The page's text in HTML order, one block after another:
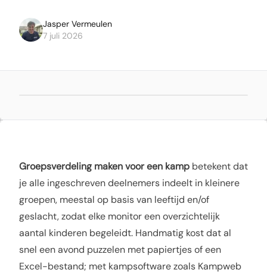
Jasper Vermeulen
7 juli 2026
Groepsverdeling maken voor een kamp betekent dat
je alle ingeschreven deelnemers indeelt in kleinere
groepen, meestal op basis van leeftijd en/of
geslacht, zodat elke monitor een overzichtelijk
aantal kinderen begeleidt. Handmatig kost dat al
snel een avond puzzelen met papiertjes of een
Excel-bestand; met kampsoftware zoals Kampweb